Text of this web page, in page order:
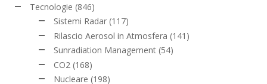
Tecnologie (846)
Sistemi Radar (117)
Rilascio Aerosol in Atmosfera (141)
Sunradiation Management (54)
CO2 (168)
Nucleare (198)